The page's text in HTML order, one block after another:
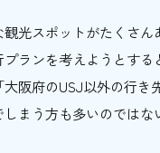
情報
め
め
光スポットがたくさん
ランを考えようとする
阪府のUSJ以外の行き
まう方も多いのではな